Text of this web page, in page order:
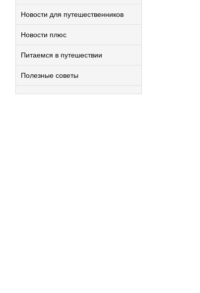
Новости для путешественников
Новости плюс
Питаемся в путешествии
Полезные советы